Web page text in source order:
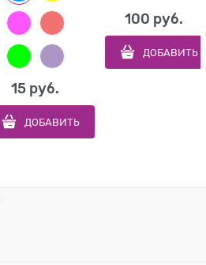
15 руб.
ДОБАВИТЬ
100 руб.
ДОБАВИТЬ